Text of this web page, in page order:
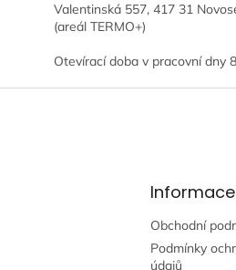
Valentinská 557, 417 31
(areál TERMO+)
Otevírací doba v pracovní dny
Obchodní
Podmínky
údajů